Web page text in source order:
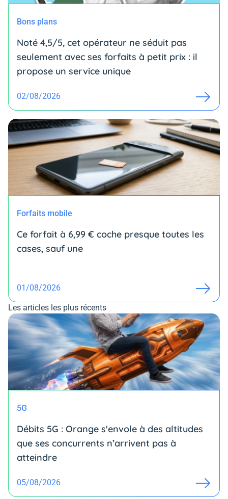
Bons plans
Noté 4,5/5, cet opérateur ne séduit pas
seulement avec ses forfaits à petit prix : il
propose un service unique
02/08/2026
Forfaits mobile
Ce forfait à 6,99 € coche presque toutes les
cases, sauf une
01/08/2026
Les articles les plus récents
5G
Débits 5G : Orange s'envole à des altitudes
que ses concurrents n’arrivent pas à
atteindre
05/08/2026